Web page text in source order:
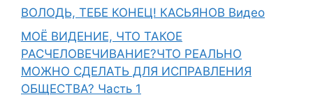
ВОЛОДЬ, ТЕБЕ КОНЕЦ! КАСЬЯНОВ Видео
МОЁ ВИДЕНИЕ, ЧТО ТАКОЕ
РАСЧЕЛОВЕЧИВАНИЕ?ЧТО РЕАЛЬНО
МОЖНО СДЕЛАТЬ ДЛЯ ИСПРАВЛЕНИЯ
ОБЩЕСТВА? Часть 1